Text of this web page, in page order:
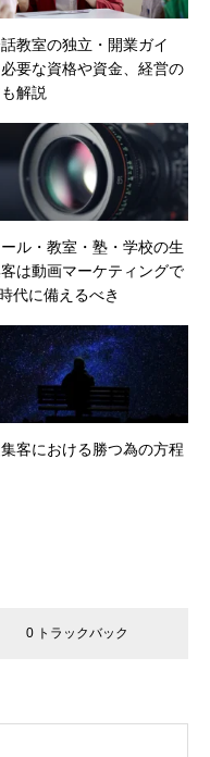
教室の独立・開業ガイ
必要な資格や資金、経営の
解説
ル・教室・塾・学校の生
は動画マーケティングで
代に備えるべき
客における勝つ為の方程
0 トラックバック